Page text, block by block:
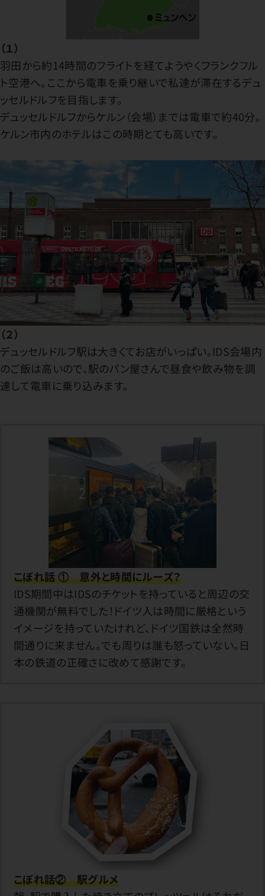
（１）
羽田から約14時間のフライトを経てようやくフランクフル
ト空港へ。ここから電車を乗り継いで私達が滞在するデュ
ッセルドルフを目指します。
デュッセルドルフからケルン（会場）までは電車で約40分。
ケルン市内のホテルはこの時期とても高いです。
（２）
デュッセルドルフ駅は大きくてお店がいっぱい。IDS会場内
のご飯は高いので、駅のパン屋さんで昼食や飲み物を調
達して電車に乗り込みます。
こぼれ話 ① 意外と時間にルーズ？
IDS期間中はIDSのチケットを持っていると周辺の交
通機関が無料でした！ドイツ人は時間に厳格という
イメージを持っていたけれど、ドイツ国鉄は全然時
間通りに来ません。でも周りは誰も怒っていない。日
本の鉄道の正確さに改めて感謝です。
こぼれ話② 駅グルメ